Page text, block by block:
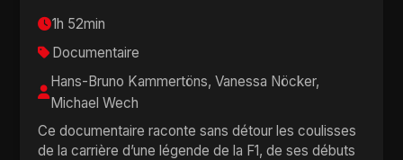
1h 52min
Documentaire
Hans-Bruno Kammertöns, Vanessa Nöcker,
Michael Wech
Ce documentaire raconte sans détour les coulisses
de la carrière d’une légende de la F1, de ses débuts